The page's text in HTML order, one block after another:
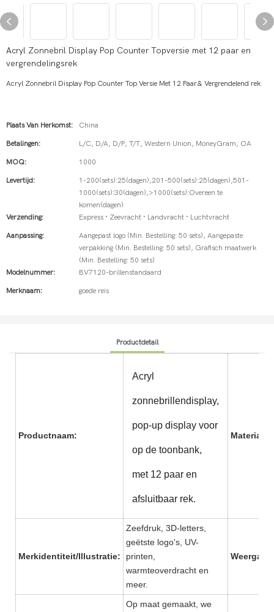
Acryl Zonnebril Display Pop Counter Topversie met 12 paar en
vergrendelingsrek
Acryl Zonnebril Display Pop Counter Top Versie Met 12 Paar& Vergrendelend rek
Plaats Van Herkomst: China
Betalingen: L/C, D/A, D/P, T/T, Western Union, MoneyGram, OA
MOQ: 1000
Levertijd:
1-200(sets):25(dagen),201-500(sets):25(dagen),501-
1000(sets):30(dagen),>1000(sets):Overeen te
komen(dagen)
Verzending:
Express · Zeevracht · Landvracht · Luchtvracht
Aanpassing:
Aangepast logo (Min. Bestelling: 50 sets), Aangepaste
verpakking (Min. Bestelling: 50 sets), Grafisch maatwerk
(Min. Bestelling: 50 sets)
Modelnummer:
BV7120-brillenstandaard
Merknaam: goede reis
Productdetail
Productnaam:
Acryl
zonnebrillendisplay,
pop-up display voor
op de toonbank,
met 12 paar en
afsluitbaar rek.
Merkidentiteit/Illustratie:
Zeefdruk, 3D-letters,
geëtste logo's, UV-
printen,
warmteoverdracht en
meer.
Op maat gemaakt, we